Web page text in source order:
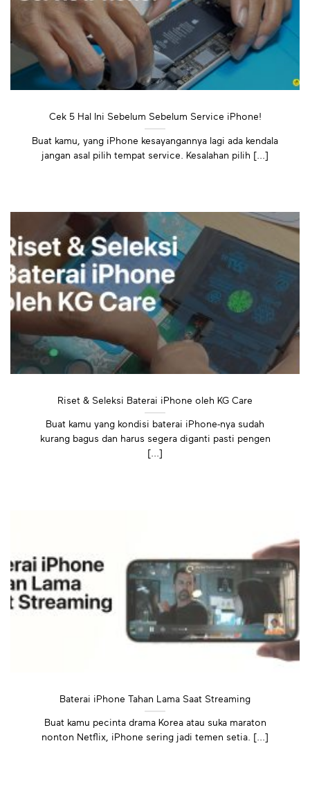
Cek 5 Hal Ini Sebelum Sebelum Service iPhone!
Buat kamu, yang iPhone kesayangannya lagi ada kendala
jangan asal pilih tempat service. Kesalahan pilih [...]
Riset & Seleksi Baterai iPhone oleh KG Care
Buat kamu yang kondisi baterai iPhone-nya sudah
kurang bagus dan harus segera diganti pasti pengen
[...]
Baterai iPhone Tahan Lama Saat Streaming
Buat kamu pecinta drama Korea atau suka maraton
nonton Netflix, iPhone sering jadi temen setia. [...]